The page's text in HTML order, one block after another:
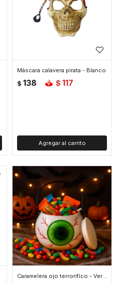
Máscara calavera pirata - Blanco
$ 138 $ 117
Caramelera ojo terrorifico - Verde